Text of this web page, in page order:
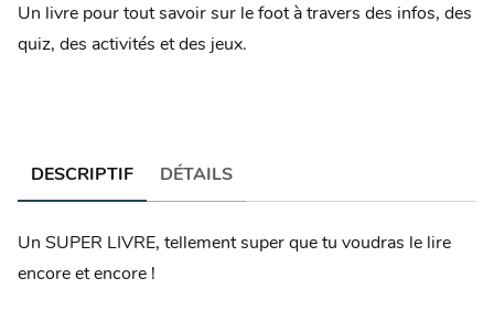
Un livre pour tout savoir sur le foot à travers des infos, des
quiz, des activités et des jeux.
DESCRIPTIF DÉTAILS
Un SUPER LIVRE, tellement super que tu voudras le lire
encore et encore !